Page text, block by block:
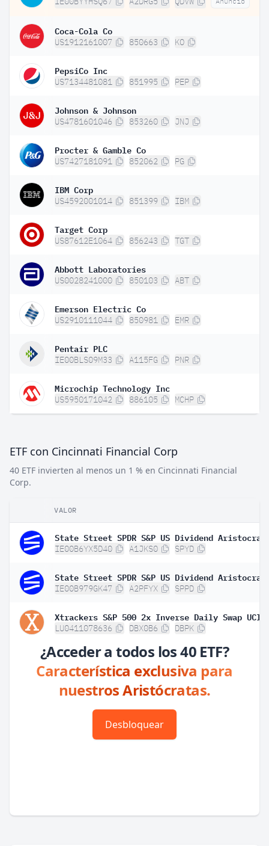
Coca-Cola Co
US1912161007 850663 KO
PepsiCo Inc
US7134481081 851995 PEP
Johnson & Johnson
US4781601046 853260 JNJ
Procter & Gamble Co
US7427181091 852062 PG
IBM Corp
US4592001014 851399 IBM
Target Corp
US87612E1064 856243 TGT
Abbott Laboratories
US0028241000 850103 ABT
Emerson Electric Co
US2910111044 850981 EMR
Pentair PLC
IE00BLS09M33 A115FG PNR
Microchip Technology Inc
US5950171042 886105 MCHP
ETF con Cincinnati Financial Corp
40 ETF invierten al menos un 1 % en Cincinnati Financial
Corp.
VALOR
IE00B6YX5D40 A1JKS0 SPYD
IE00B979GK47 A2PFYX SPPD
LU0411078636 DBX0B6 DBPK
¿Acceder a todos los 40 ETF?
Característica exclusiva para
nuestros Aristócratas.
Desbloquear